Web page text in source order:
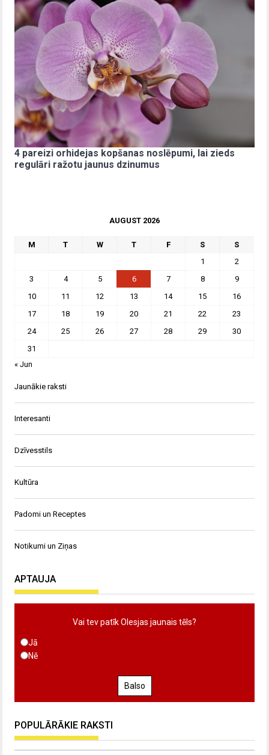
4 pareizi orhidejas kopšanas noslēpumi, lai zieds
regulāri ražotu jaunus dzinumus
AUGUST 2026
M T W T F S
S
1
2
3
4 5 6 7 8
9
10
11 12 13 14 15
16
17
18 19 20 21 22
23
24
25 26 27 28 29
30
31
« Jun
Jaunākie raksti
Interesanti
Dzīvesstils
Kultūra
Padomi un Receptes
Notikumi un Ziņas
APTAUJA
Vai tev patīk Olesjas jaunais tēls?
Jā
Nē
Balso
POPULĀRĀKIE RAKSTI